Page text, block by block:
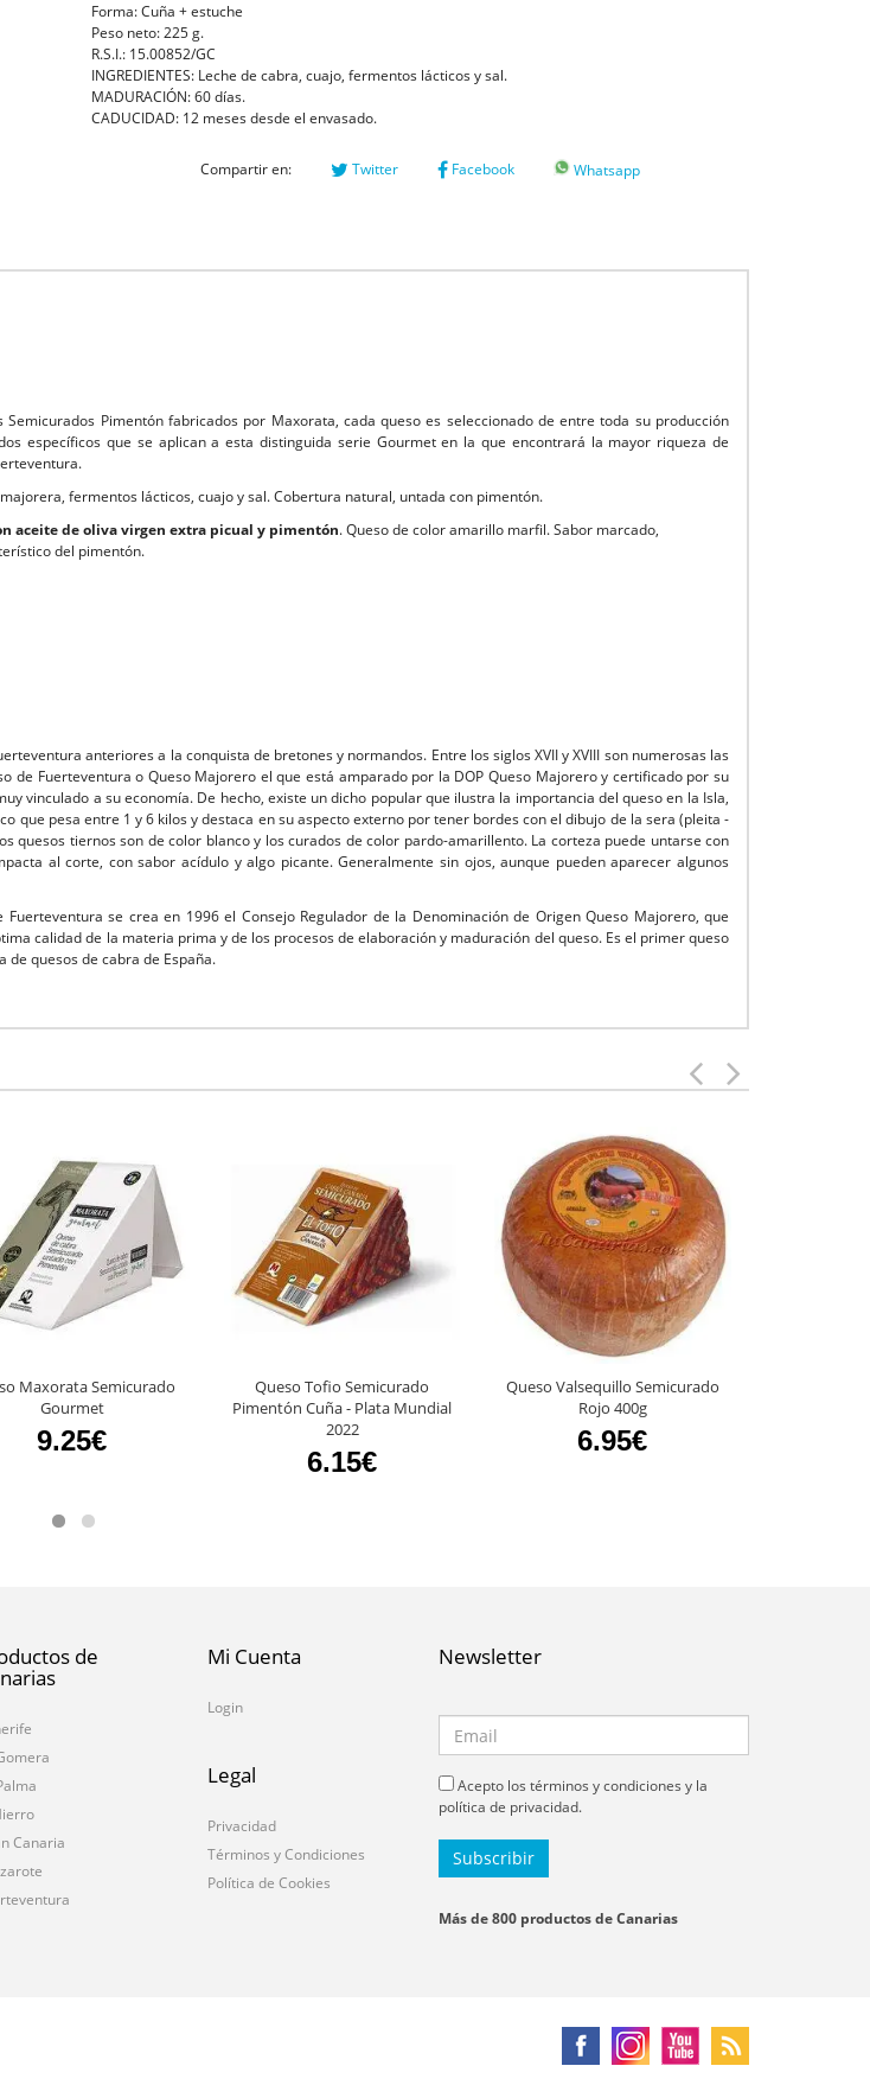
Forma: Cuña + estuche
Peso neto: 225 g.
R.S.I.: 15.00852/GC
INGREDIENTES: Leche de cabra, cuajo, fermentos lácticos y sal.
MADURACIÓN: 60 días.
CADUCIDAD: 12 meses desde el envasado.
Compartir en: Twitter Facebook Whatsapp
Pimentón fabricados por Maxorata, cada queso es seleccionado de entre toda su producción
específicos que se aplican a esta distinguida serie Gourmet en la que encontrará la mayor riqueza de
fermentos lácticos, cuajo y sal. Cobertura natural, untada con pimentón.
aceite de oliva virgen extra picual y pimentón. Queso de color amarillo marfil. Sabor marcado,
del pimentón.
anteriores a la conquista de bretones y normandos. Entre los siglos XVII y XVIII son numerosas las
de Fuerteventura o Queso Majorero el que está amparado por la DOP Queso Majorero y certificado por su
vinculado a su economía. De hecho, existe un dicho popular que ilustra la importancia del queso en la Isla,
que pesa entre 1 y 6 kilos y destaca en su aspecto externo por tener bordes con el dibujo de la sera (pleita -
tiernos son de color blanco y los curados de color pardo-amarillento. La corteza puede untarse con
al corte, con sabor acídulo y algo picante. Generalmente sin ojos, aunque pueden aparecer algunos
se crea en 1996 el Consejo Regulador de la Denominación de Origen Queso Majorero, que
calidad de la materia prima y de los procesos de elaboración y maduración del queso. Es el primer queso
quesos de cabra de España.
Maxorata Semicurado
Gourmet
9.25€
Queso Tofio Semicurado
Pimentón Cuña - Plata Mundial
2022
6.15€
Queso Valsequillo Semicurado
Rojo 400g
6.95€
de
Canaria
Mi Cuenta
Login
Legal
Privacidad
Términos y Condiciones
Política de Cookies
Newsletter
Acepto los términos y condiciones y la
política de privacidad.
Más de 800 productos de Canarias